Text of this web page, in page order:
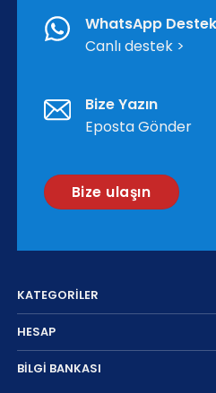
KATEGORİLER
HESAP
BİLGİ BANKASI
WhatsApp Destek
Canlı destek >
Bize Yazın
Eposta Gönder
Bize ulaşın